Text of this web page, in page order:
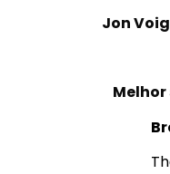
Jon